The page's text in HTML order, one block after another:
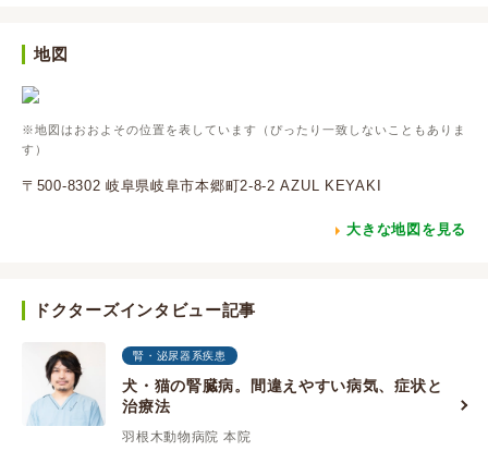
地図
※地図はおおよその位置を表しています（ぴったり一致しないこともありま
す）
〒500-8302 岐阜県岐阜市本郷町2-8-2 AZUL KEYAKI
大きな地図を見る
ドクターズインタビュー記事
腎・泌尿器系疾患
犬・猫の腎臓病。間違えやすい病気、症状と
治療法
羽根木動物病院 本院